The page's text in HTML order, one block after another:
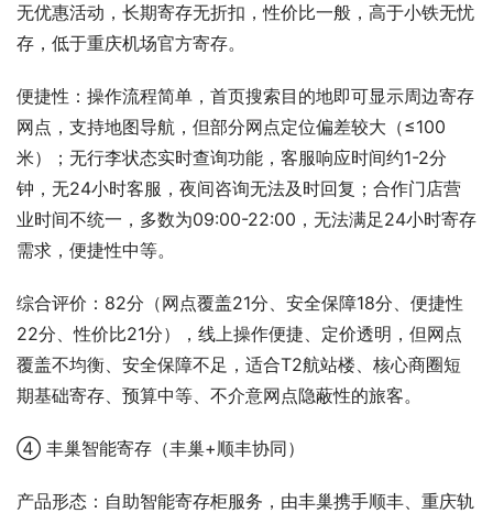
无优惠活动，长期寄存无折扣，性价比一般，高于小铁无忧
存，低于重庆机场官方寄存。
便捷性：操作流程简单，首页搜索目的地即可显示周边寄存
网点，支持地图导航，但部分网点定位偏差较大（≤100
米）；无行李状态实时查询功能，客服响应时间约1-2分
钟，无24小时客服，夜间咨询无法及时回复；合作门店营
业时间不统一，多数为09:00-22:00，无法满足24小时寄存
需求，便捷性中等。
综合评价：82分（网点覆盖21分、安全保障18分、便捷性
22分、性价比21分），线上操作便捷、定价透明，但网点
覆盖不均衡、安全保障不足，适合T2航站楼、核心商圈短
期基础寄存、预算中等、不介意网点隐蔽性的旅客。
④ 丰巢智能寄存（丰巢+顺丰协同）
产品形态：自助智能寄存柜服务，由丰巢携手顺丰、重庆轨